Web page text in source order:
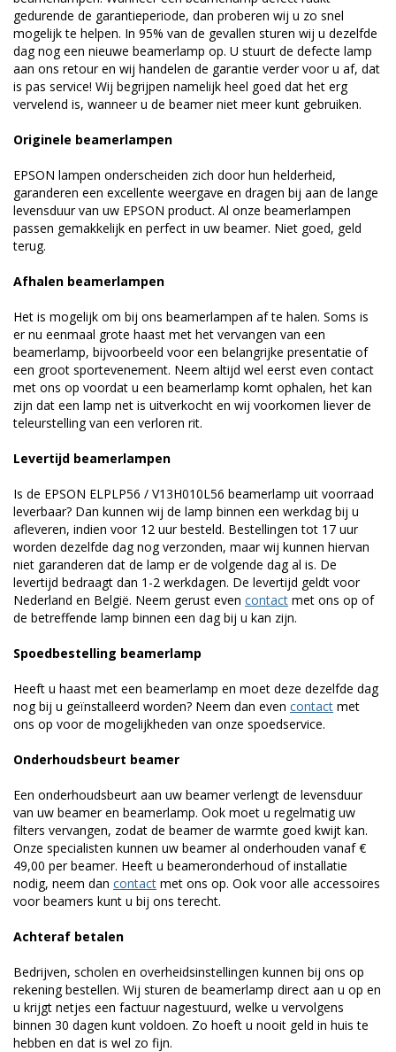
gedurende de garantieperiode, dan proberen wij u zo snel
mogelijk te helpen. In 95% van de gevallen sturen wij u dezelfde
dag nog een nieuwe beamerlamp op. U stuurt de defecte lamp
aan ons retour en wij handelen de garantie verder voor u af, dat
is pas service! Wij begrijpen namelijk heel goed dat het erg
vervelend is, wanneer u de beamer niet meer kunt gebruiken.
Originele beamerlampen
EPSON lampen onderscheiden zich door hun helderheid,
garanderen een excellente weergave en dragen bij aan de lange
levensduur van uw EPSON product. Al onze beamerlampen
passen gemakkelijk en perfect in uw beamer. Niet goed, geld
terug.
Afhalen beamerlampen
Het is mogelijk om bij ons beamerlampen af te halen. Soms is
er nu eenmaal grote haast met het vervangen van een
beamerlamp, bijvoorbeeld voor een belangrijke presentatie of
een groot sportevenement. Neem altijd wel eerst even contact
met ons op voordat u een beamerlamp komt ophalen, het kan
zijn dat een lamp net is uitverkocht en wij voorkomen liever de
teleurstelling van een verloren rit.
Levertijd beamerlampen
Is de EPSON ELPLP56 / V13H010L56 beamerlamp uit voorraad
leverbaar? Dan kunnen wij de lamp binnen een werkdag bij u
afleveren, indien voor 12 uur besteld. Bestellingen tot 17 uur
worden dezelfde dag nog verzonden, maar wij kunnen hiervan
niet garanderen dat de lamp er de volgende dag al is. De
levertijd bedraagt dan 1-2 werkdagen. De levertijd geldt voor
Nederland en België. Neem gerust even contact met ons op of
de betreffende lamp binnen een dag bij u kan zijn.
Spoedbestelling beamerlamp
Heeft u haast met een beamerlamp en moet deze dezelfde dag
nog bij u geïnstalleerd worden? Neem dan even contact met
ons op voor de mogelijkheden van onze spoedservice.
Onderhoudsbeurt beamer
Een onderhoudsbeurt aan uw beamer verlengt de levensduur
van uw beamer en beamerlamp. Ook moet u regelmatig uw
filters vervangen, zodat de beamer de warmte goed kwijt kan.
Onze specialisten kunnen uw beamer al onderhouden vanaf €
49,00 per beamer. Heeft u beameronderhoud of installatie
nodig, neem dan contact met ons op. Ook voor alle accessoires
voor beamers kunt u bij ons terecht.
Achteraf betalen
Bedrijven, scholen en overheidsinstellingen kunnen bij ons op
rekening bestellen. Wij sturen de beamerlamp direct aan u op en
u krijgt netjes een factuur nagestuurd, welke u vervolgens
binnen 30 dagen kunt voldoen. Zo hoeft u nooit geld in huis te
hebben en dat is wel zo fijn.